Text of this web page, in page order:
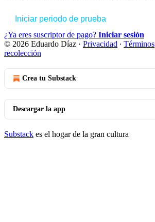
Iniciar periodo de prueba
¿Ya eres suscriptor de pago? Iniciar sesión
© 2026 Eduardo Díaz · Privacidad ∙ Términos
recolección
Crea tu Substack
Descargar la app
Substack es el hogar de la gran cultura